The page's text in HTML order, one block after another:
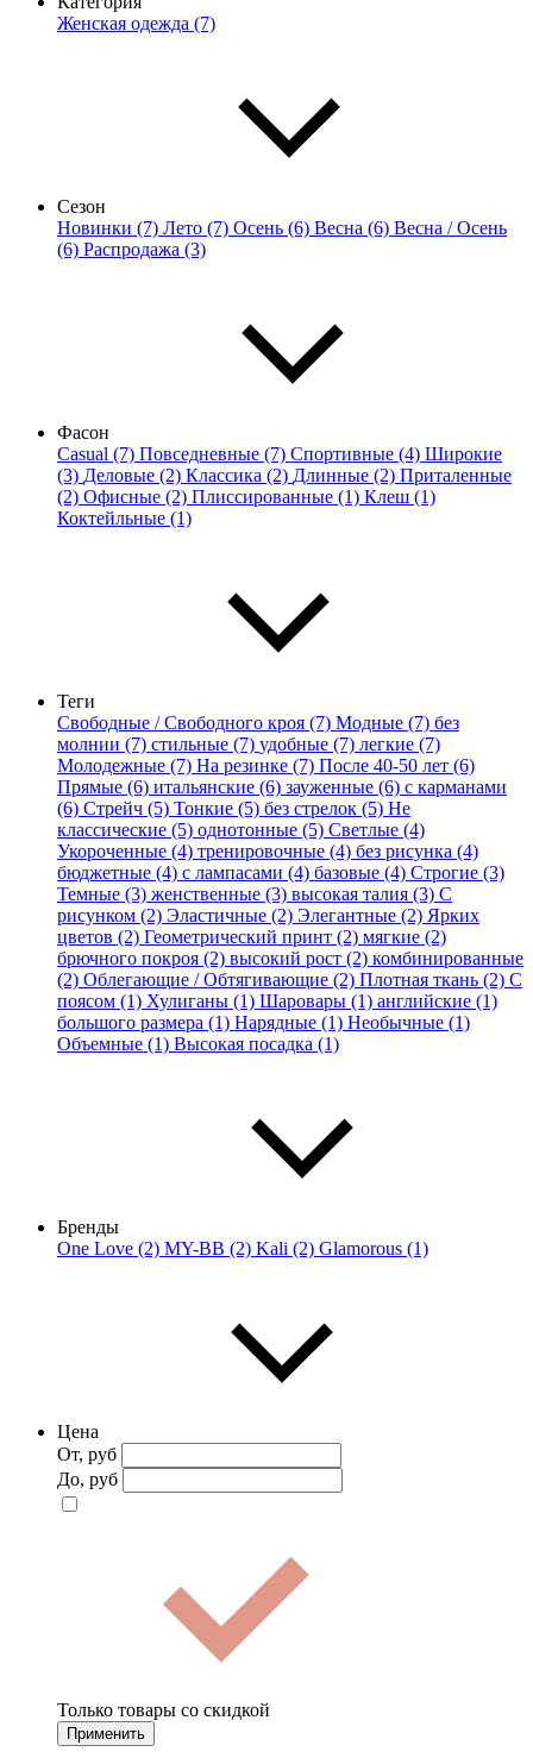
Женская одежда (7)
Сезон
Новинки (7) Лето (7) Осень (6) Весна (6) Весна / Осень
(6) Распродажа (3)
Фасон
Casual (7) Повседневные (7) Спортивные (4) Широкие
(3) Деловые (2) Классика (2) Длинные (2) Приталенные
(2) Офисные (2) Плиссированные (1) Клеш (1)
Коктейльные (1)
Теги
Свободные / Свободного кроя (7) Модные (7) без
молнии (7) стильные (7) удобные (7) легкие (7)
Молодежные (7) На резинке (7) После 40-50 лет (6)
Прямые (6) итальянские (6) зауженные (6) с карманами
(6) Стрейч (5) Тонкие (5) без стрелок (5) Не
классические (5) однотонные (5) Светлые (4)
Укороченные (4) тренировочные (4) без рисунка (4)
бюджетные (4) с лампасами (4) базовые (4) Строгие (3)
Темные (3) женственные (3) высокая талия (3) С
рисунком (2) Эластичные (2) Элегантные (2) Ярких
цветов (2) Геометрический принт (2) мягкие (2)
брючного покроя (2) высокий рост (2) комбинированные
(2) Облегающие / Обтягивающие (2) Плотная ткань (2) С
поясом (1) Хулиганы (1) Шаровары (1) английские (1)
большого размера (1) Нарядные (1) Необычные (1)
Объемные (1) Высокая посадка (1)
Бренды
One Love (2) MY-BB (2) Kali (2) Glamorous (1)
Цена
От, руб
До, руб
Только товары со скидкой
Применить